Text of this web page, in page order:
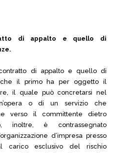
di appalto e quello di
di appalto e quello di
che il primo ha per oggetto il
il quale può concretarsi nel
o di un servizio che
verso il committente dietro
inoltre, è contrassegnato
d’impresa presso
carico esclusivo del rischio